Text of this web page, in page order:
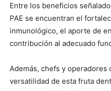
Entre los beneficios
PAE se encuentran el
inmunológico, el aporte de
contribución al adecuado
Además, chefs y operadores
versatilidad de esta fruta